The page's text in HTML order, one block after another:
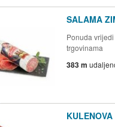
SALAMA
Ponuda
trgovinama
383 m